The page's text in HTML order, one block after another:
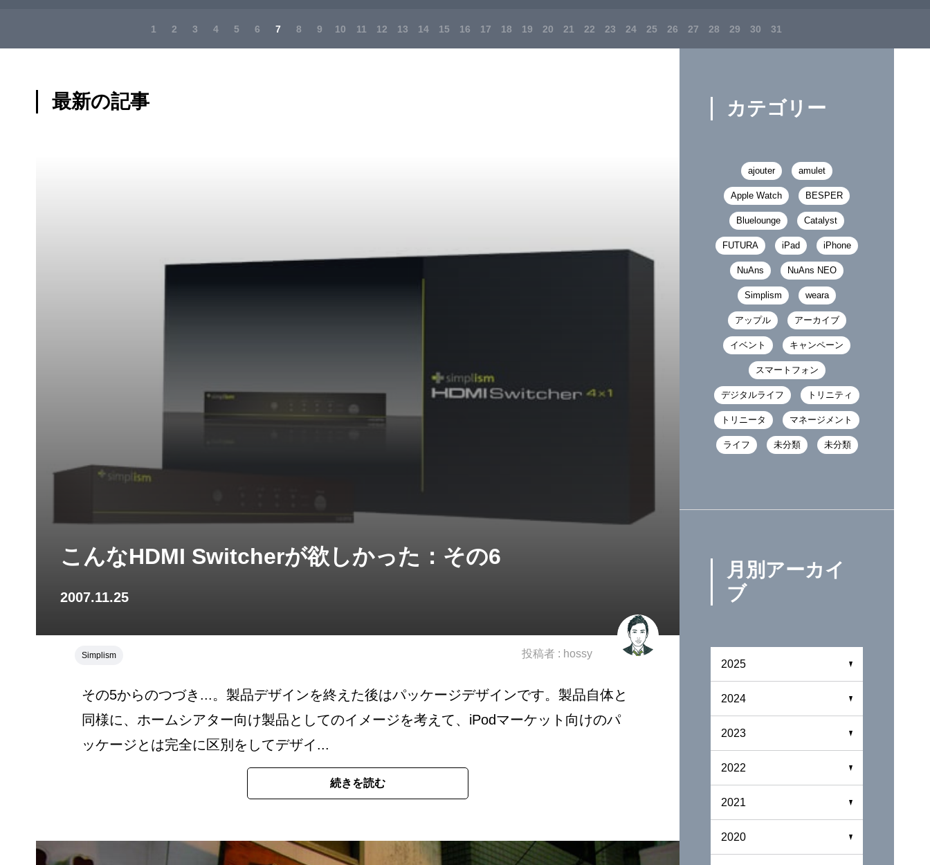
1 2 3 4 5 6 7 8 9 10 11 12 13 14 15 16 17 18 19 20 21 22 23 24 25 26 27 28 29 30 31
最新の記事
こんなHDMI Switcherが欲しかった：その6
2007.11.25
Simplism 投稿者 : hossy
その5からのつづき...。製品デザインを終えた後はパッケージデザインです。製品自体と
同様に、ホームシアター向け製品としてのイメージを考えて、iPodマーケット向けのパ
ッケージとは完全に区別をしてデザイ...
続きを読む
カテゴリー
ajouter amulet
Apple Watch BESPER
Bluelounge Catalyst
FUTURA iPad iPhone
NuAns NuAns NEO
Simplism weara
アップル アーカイブ
イベント キャンペーン
スマートフォン
デジタルライフ トリニティ
トリニータ マネージメント
ライフ 未分類 未分類
月別アーカイ
ブ
2025
2024
2023
2022
2021
2020